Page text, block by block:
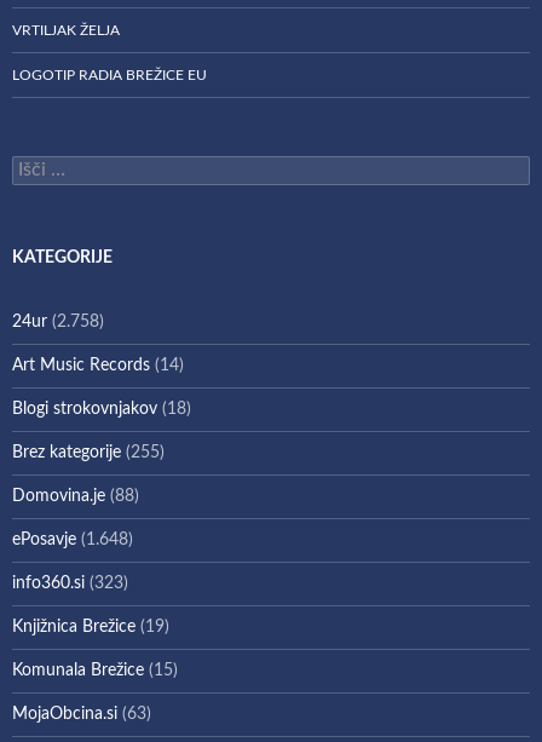
VRTILJAK ŽELJA
LOGOTIP RADIA BREŽICE EU
Išči:
KATEGORIJE
24ur (2.758)
Art Music Records (14)
Blogi strokovnjakov (18)
Brez kategorije (255)
Domovina.je (88)
ePosavje (1.648)
info360.si (323)
Knjižnica Brežice (19)
Komunala Brežice (15)
MojaObcina.si (63)